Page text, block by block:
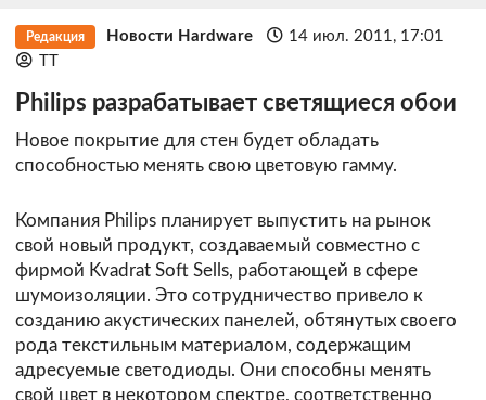
Редакция Новости Hardware
14 июл. 2011, 17:01
Philips разрабатывает светящиеся обои
Новое покрытие для стен будет обладать
способностью менять свою цветовую гамму.
Компания Philips планирует выпустить на рынок
свой новый продукт, создаваемый совместно с
фирмой Kvadrat Soft Sells, работающей в сфере
шумоизоляции. Это сотрудничество привело к
созданию акустических панелей, обтянутых своего
рода текстильным материалом, содержащим
адресуемые светодиоды. Они способны менять
свой цвет в некотором спектре, соответственно